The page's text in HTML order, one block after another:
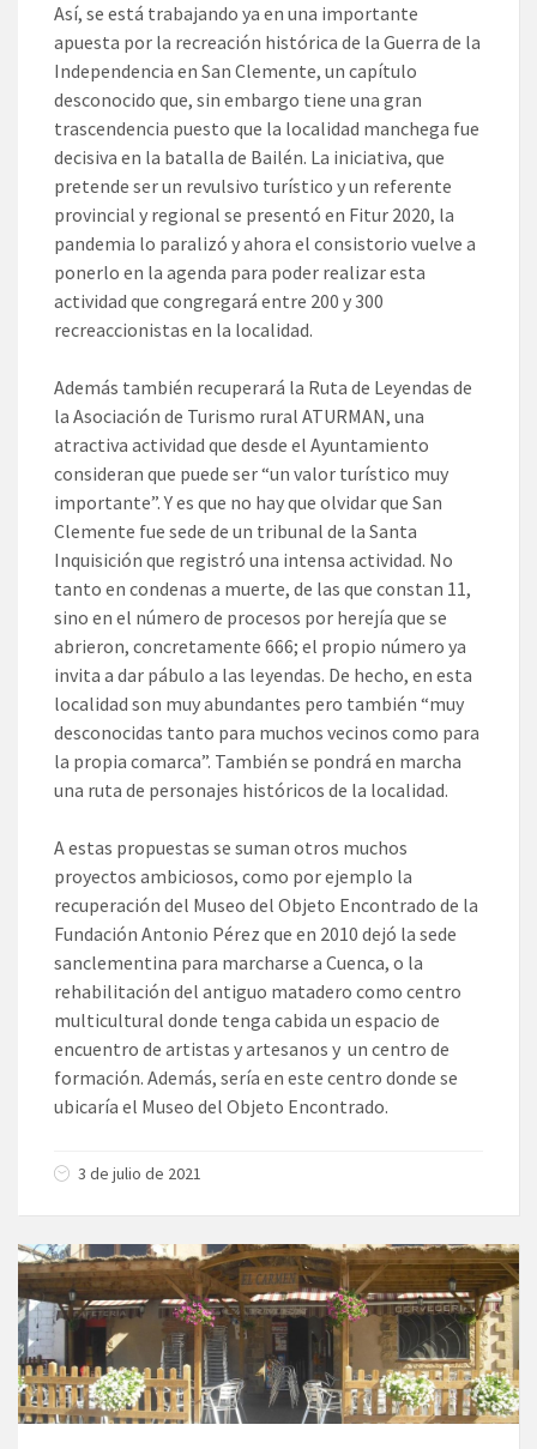
Así, se está trabajando ya en una importante
apuesta por la recreación histórica de la Guerra de la
Independencia en San Clemente, un capítulo
desconocido que, sin embargo tiene una gran
trascendencia puesto que la localidad manchega fue
decisiva en la batalla de Bailén. La iniciativa, que
pretende ser un revulsivo turístico y un referente
provincial y regional se presentó en Fitur 2020, la
pandemia lo paralizó y ahora el consistorio vuelve a
ponerlo en la agenda para poder realizar esta
actividad que congregará entre 200 y 300
recreaccionistas en la localidad.
Además también recuperará la Ruta de Leyendas de
la Asociación de Turismo rural ATURMAN, una
atractiva actividad que desde el Ayuntamiento
consideran que puede ser “un valor turístico muy
importante”. Y es que no hay que olvidar que San
Clemente fue sede de un tribunal de la Santa
Inquisición que registró una intensa actividad. No
tanto en condenas a muerte, de las que constan 11,
sino en el número de procesos por herejía que se
abrieron, concretamente 666; el propio número ya
invita a dar pábulo a las leyendas. De hecho, en esta
localidad son muy abundantes pero también “muy
desconocidas tanto para muchos vecinos como para
la propia comarca”. También se pondrá en marcha
una ruta de personajes históricos de la localidad.
A estas propuestas se suman otros muchos
proyectos ambiciosos, como por ejemplo la
recuperación del Museo del Objeto Encontrado de la
Fundación Antonio Pérez que en 2010 dejó la sede
sanclementina para marcharse a Cuenca, o la
rehabilitación del antiguo matadero como centro
multicultural donde tenga cabida un espacio de
encuentro de artistas y artesanos y un centro de
formación. Además, sería en este centro donde se
ubicaría el Museo del Objeto Encontrado.
3 de julio de 2021